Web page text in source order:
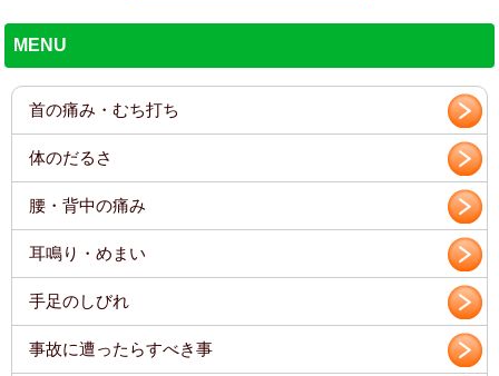
MENU
首の痛み・むち打ち
体のだるさ
腰・背中の痛み
耳鳴り・めまい
手足のしびれ
事故に遭ったらすべき事